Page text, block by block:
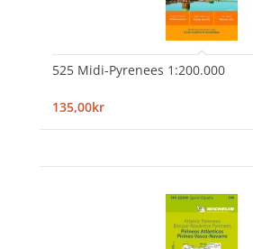
525 Midi-Pyrenees 1:200.000
135,00kr